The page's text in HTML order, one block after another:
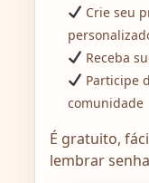
Crie seu
Receba
Participe
comunidade
É gratuito,
lembrar